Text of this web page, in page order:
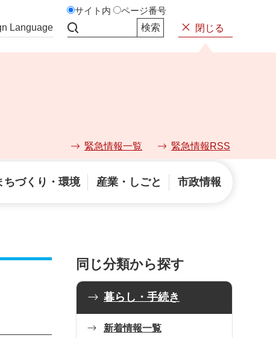
Language
サイト内 ページ番号
閉じる
緊急情報一覧 緊急情報RSS
ちづくり・環境 産業・しごと 市政情報
同じ分類から探す
暮らし・手続き
新着情報一覧